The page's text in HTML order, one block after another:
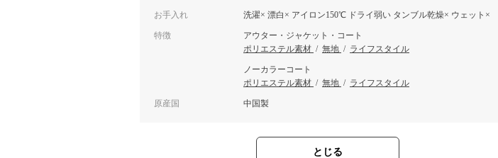
お手入れ 洗濯× 漂白× アイロン150℃ ドライ弱い タンブル乾燥× ウェット×
特徴
アウター・ジャケット・コート
ポリエステル素材 / 無地 / ライフスタイル
ノーカラーコート
ポリエステル素材 / 無地 / ライフスタイル
原産国 中国製
とじる